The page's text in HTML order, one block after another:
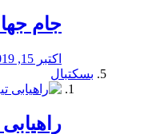
جام
اکتبر 15, 2019
بسکتبال